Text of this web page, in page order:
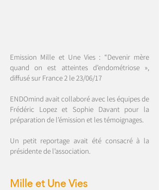
Emission Mille et Une Vies : “Devenir mère
quand on est atteintes d’endométriose »,
diffusé sur France 2 le 23/06/17
ENDOmind avait collaboré avec les équipes de
Frédéric Lopez et Sophie Davant pour la
préparation de l’émission et les témoignages.
Un petit reportage avait été consacré à la
présidente de l’association.
Mille et Une Vies